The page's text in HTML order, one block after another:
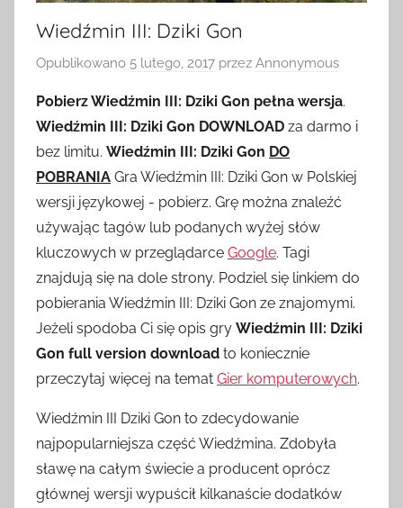
Wiedźmin III: Dziki Gon
Opublikowano 5 lutego, 2017 przez Annonymous
Pobierz Wiedźmin III: Dziki Gon pełna wersja.
Wiedźmin III: Dziki Gon DOWNLOAD za darmo i
bez limitu. Wiedźmin III: Dziki Gon DO
POBRANIA Gra Wiedźmin III: Dziki Gon w Polskiej
wersji językowej - pobierz. Grę można znaleźć
używając tagów lub podanych wyżej słów
kluczowych w przeglądarce Google. Tagi
znajdują się na dole strony. Podziel się linkiem do
pobierania Wiedźmin III: Dziki Gon ze znajomymi.
Jeżeli spodoba Ci się opis gry Wiedźmin III: Dziki
Gon full version download to koniecznie
przeczytaj więcej na temat Gier komputerowych.
Wiedźmin III Dziki Gon to zdecydowanie
najpopularniejsza część Wiedźmina. Zdobyła
sławę na całym świecie a producent oprócz
głównej wersji wypuścił kilkanaście dodatków